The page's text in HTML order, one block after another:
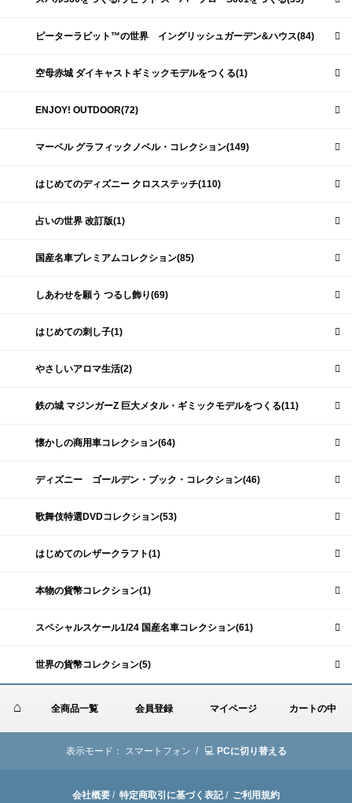
ピーターラビット™の世界 イングリッシュガーデン&ハウス(84)
空母赤城 ダイキャストギミックモデルをつくる(1)
ENJOY! OUTDOOR(72)
マーベル グラフィックノベル・コレクション(149)
はじめてのディズニー クロスステッチ(110)
占いの世界 改訂版(1)
国産名車プレミアムコレクション(85)
しあわせを願う つるし飾り(69)
はじめての刺し子(1)
やさしいアロマ生活(2)
鉄の城 マジンガーZ 巨大メタル・ギミックモデルをつくる(11)
懐かしの商用車コレクション(64)
ディズニー ゴールデン・ブック・コレクション(46)
歌舞伎特選DVDコレクション(53)
はじめてのレザークラフト(1)
本物の貨幣コレクション(1)
スペシャルスケール1/24 国産名車コレクション(61)
世界の貨幣コレクション(5)
全商品一覧 会員登録 マイページ カートの中
表示モード： スマートフォン / PCに切り替える
会社概要 / 特定商取引に基づく表記/ ご利用規約